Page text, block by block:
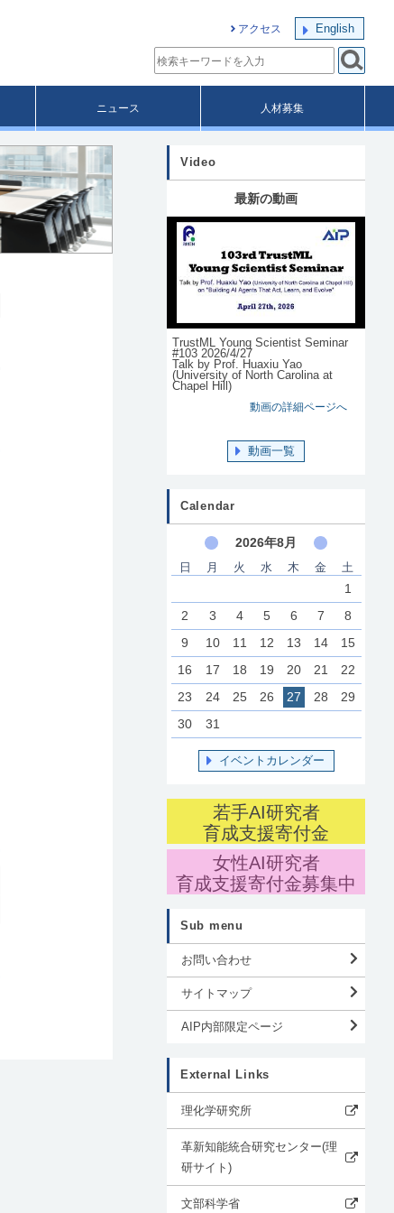
アクセス English
ニュース 人材募集
Video
最新の動画
TrustML Young Scientist Seminar
#103 2026/4/27
Talk by Prof. Huaxiu Yao
(University of North Carolina at
Chapel Hill)
動画の詳細ページへ
動画一覧
Calendar
2026年8月
日 月 火 水 木 金 土
1
2
3 4 5 6 7
8
9
10 11 12 13 14
15
16
17 18 19 20 21
22
23
24 25 26 27 28
29
30
31
イベントカレンダー
若手AI研究者
育成支援寄付金
女性AI研究者
育成支援寄付金募集中
Sub menu
お問い合わせ
サイトマップ
AIP内部限定ページ
External Links
理化学研究所
革新知能統合研究センター(理
研サイト)
文部科学省